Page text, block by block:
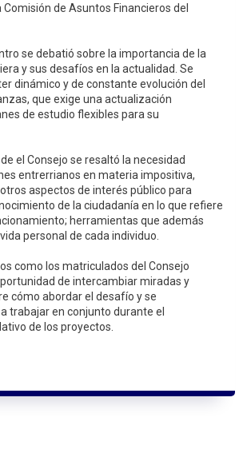
de Asuntos Financieros del
se debatió sobre la importancia de la
y sus desafíos en la actualidad. Se
dinámico y de constante evolución del
que exige una actualización
de estudio flexibles para su
el Consejo se resaltó la necesidad
entrerrianos en materia impositiva,
aspectos de interés público para
de la ciudadanía en lo que refiere
herramientas que además
personal de cada individuo.
como los matriculados del Consejo
de intercambiar miradas y
cómo abordar el desafío y se
trabajar en conjunto durante el
de los proyectos.